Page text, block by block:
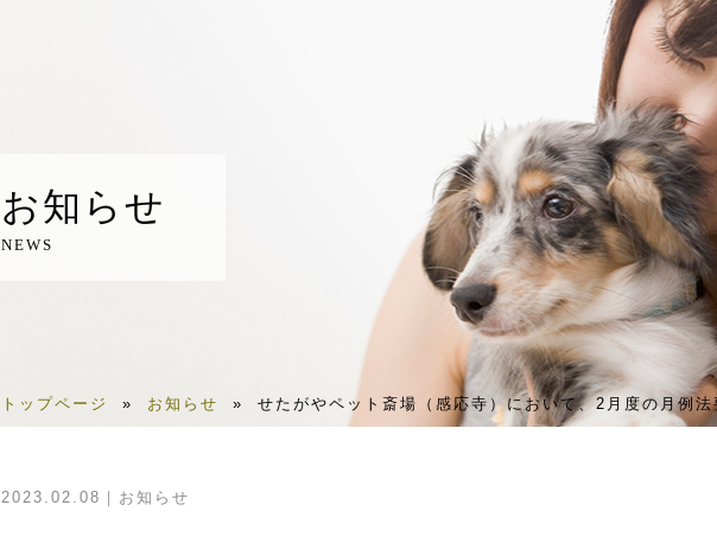
お知らせ
NEWS
トップページ » お知らせ » せたがやペット斎場（感応寺）において、2月度の月例
2023.02.08 お知らせ